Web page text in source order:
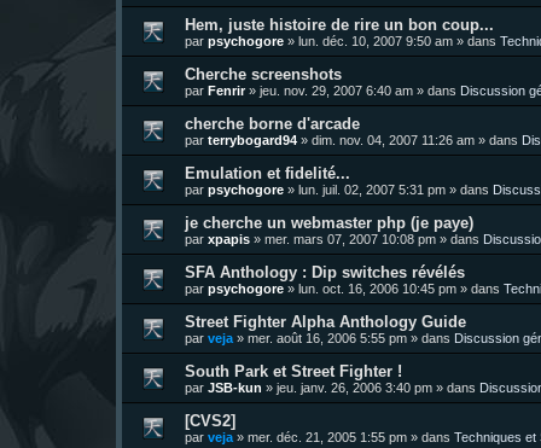
Hem, juste histoire de rire un bon coup...
par psychogore » lun. déc. 10, 2007 9:50 am » dans
Cherche screenshots
par Fenrir» jeu. nov. 29, 2007 6:40 am » dans Discussion
cherche borne d'arcade
par terrybogard94 » dim. nov. 04, 2007 11:26 am » dans
Emulation et fidelité...
par psychogore » lun. juil. 02, 2007 5:31 pm » dans
je cherche un webmaster php (je paye)
par xpapis » mer. mars 07, 2007 10:08 pm » dans
SFA Anthology : Dip switches révélés
par psychogore » lun. oct. 16, 2006 10:45 pm » dans
Street Fighter Alpha Anthology Guide
par veja » mer. août 16, 2006 5:55 pm » dans Discussion
South Park et Street Fighter !
par JSB-kun » jeu. janv. 26, 2006 3:40 pm » dans
[CVS2]
par veja » mer. déc. 21, 2005 1:55 pm » dans Techniques et